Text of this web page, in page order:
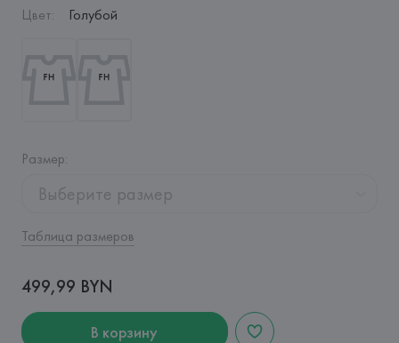
Цвет: Голубой
Размер:
Выберите размер
Таблица размеров
499,99 BYN
В корзину